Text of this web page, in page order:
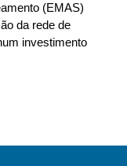
(EMAS)
da rede de
investimento